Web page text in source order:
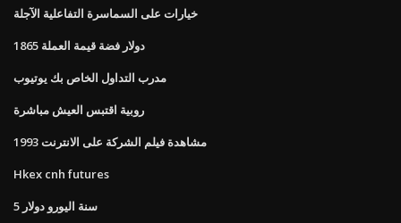
خيارات على السماسرة التفاعلية الآجلة
1865 دولار فضة قيمة العملة
مدرب التداول الخاص بك يوتيوب
روبية اقتبس العيش مباشرة
مشاهدة فيلم الشركة على الانترنت 1993
Hkex cnh futures
5 سنة اليورو دولار